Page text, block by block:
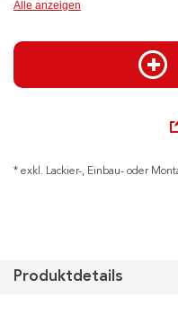
Alle anzeigen
* exkl. Lackier-, Einbau- oder
Produktdetails